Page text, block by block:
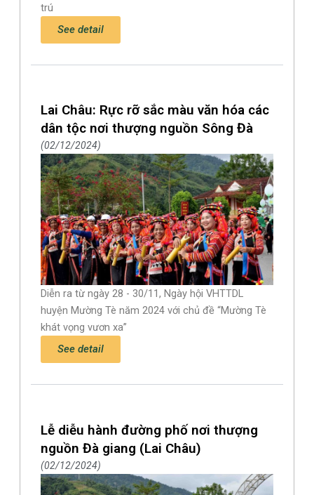
trú
See detail
Lai Châu: Rực rỡ sắc màu văn hóa các
dân tộc nơi thượng nguồn Sông Đà
02/12/2024
Diễn ra từ ngày 28 - 30/11, Ngày hội VHTTDL
huyện Mường Tè năm 2024 với chủ đề “Mường Tè
khát vọng vươn xa”
See detail
Lễ diễu hành đường phố nơi thượng
nguồn Đà giang (Lai Châu)
02/12/2024